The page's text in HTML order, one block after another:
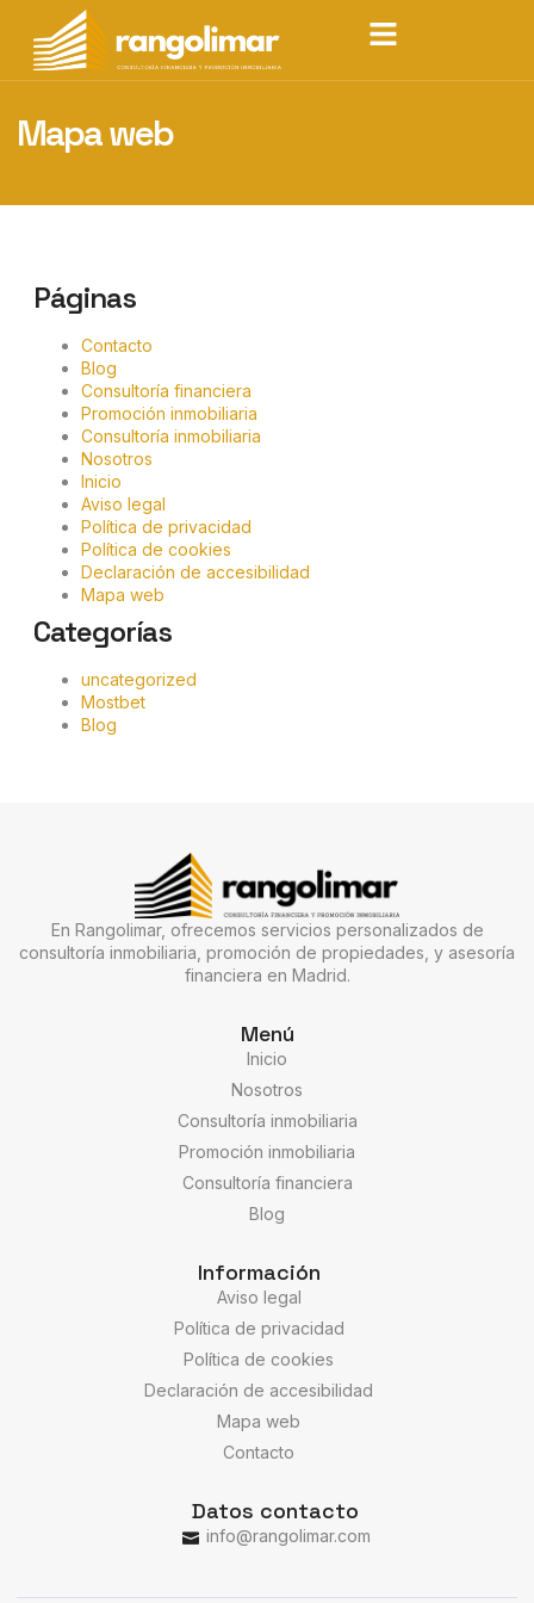
Mapa web
Páginas
Contacto
Blog
Consultoría financiera
Promoción inmobiliaria
Consultoría inmobiliaria
Nosotros
Inicio
Aviso legal
Política de privacidad
Política de cookies
Declaración de accesibilidad
Mapa web
Categorías
uncategorized
Mostbet
Blog
En Rangolimar, ofrecemos servicios personalizados de
consultoría inmobiliaria, promoción de propiedades, y asesoría
financiera en Madrid.
Menú
Inicio
Nosotros
Consultoría inmobiliaria
Promoción inmobiliaria
Consultoría financiera
Blog
Información
Aviso legal
Política de privacidad
Política de cookies
Declaración de accesibilidad
Mapa web
Contacto
Datos contacto
info@rangolimar.com